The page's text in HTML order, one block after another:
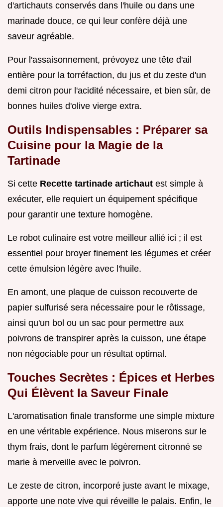
d'artichauts conservés dans l'huile ou dans une
marinade douce, ce qui leur confère déjà une
saveur agréable.
Pour l'assaisonnement, prévoyez une tête d'ail
entière pour la torréfaction, du jus et du zeste d'un
demi citron pour l'acidité nécessaire, et bien sûr, de
bonnes huiles d'olive vierge extra.
Outils Indispensables : Préparer sa
Cuisine pour la Magie de la
Tartinade
Si cette Recette tartinade artichaut est simple à
exécuter, elle requiert un équipement spécifique
pour garantir une texture homogène.
Le robot culinaire est votre meilleur allié ici ; il est
essentiel pour broyer finement les légumes et créer
cette émulsion légère avec l'huile.
En amont, une plaque de cuisson recouverte de
papier sulfurisé sera nécessaire pour le rôtissage,
ainsi qu'un bol ou un sac pour permettre aux
poivrons de transpirer après la cuisson, une étape
non négociable pour un résultat optimal.
Touches Secrètes : Épices et Herbes
Qui Élèvent la Saveur Finale
L'aromatisation finale transforme une simple mixture
en une véritable expérience. Nous miserons sur le
thym frais, dont le parfum légèrement citronné se
marie à merveille avec le poivron.
Le zeste de citron, incorporé juste avant le mixage,
apporte une note vive qui réveille le palais. Enfin, le